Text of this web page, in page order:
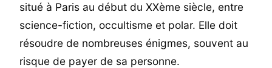
situé à Paris au début du XXème siècle, entre
science-fiction, occultisme et polar. Elle doit
résoudre de nombreuses énigmes, souvent au
risque de payer de sa personne.